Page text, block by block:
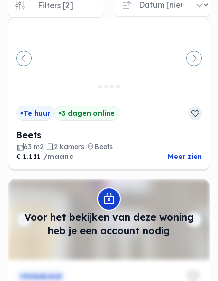
Filters [2]
Vorige
Te huur 3 dagen online
Beets
63 m2 2 kamers
Beets
€ 1.111 /maand Meer zien
Voor het bekijken van deze woning
heb je een account nodig
Modal openen
Onbekend